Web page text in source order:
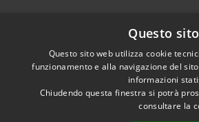
Questo
Questo sito web utilizza cookie
funzionamento e alla navigazione del
informazioni
Chiudendo questa finestra si potrà
consultare la